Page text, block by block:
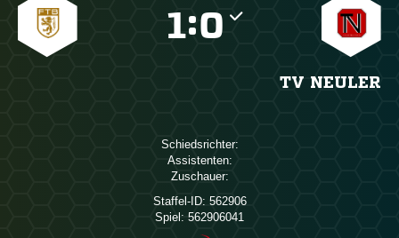
:
TV NEULER
Schiedsrichter:
Assistenten:
Zuschauer:
Staffel-ID: 562906
Spiel: 562906041